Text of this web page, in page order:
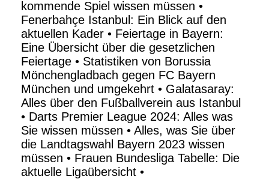
kommende Spiel wissen müssen •
Fenerbahçe Istanbul: Ein Blick auf den
aktuellen Kader • Feiertage in Bayern:
Eine Übersicht über die gesetzlichen
Feiertage • Statistiken von Borussia
Mönchengladbach gegen FC Bayern
München und umgekehrt • Galatasaray:
Alles über den Fußballverein aus Istanbul
• Darts Premier League 2024: Alles was
Sie wissen müssen • Alles, was Sie über
die Landtagswahl Bayern 2023 wissen
müssen • Frauen Bundesliga Tabelle: Die
aktuelle Ligaübersicht •